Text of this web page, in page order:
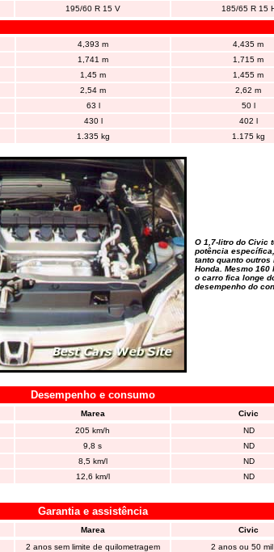
195/60 R 15 V 185/65 R 15
4,393 m
4,435 m
1,741 m
1,715 m
1,45 m
1,455 m
2,54 m
2,62 m
63 l
50 l
430 l
402 l
1.335 kg 1.175 kg
O 1,7-litro do Civic
potência
tanto quanto outros
Honda. Mesmo 160
o carro fica longe
desempenho do
Desempenho e consumo
Marea
Civic
205 km/h
ND
9,8 s
ND
8,5 km/l
ND
12,6 km/l ND
Garantia e assistência
Marea
Civic
2 anos sem limite de quilometragem 2 anos ou 50 mil